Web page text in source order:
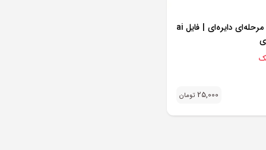
قالب اینفوگرافیک ۵ مرحله‌ای دایره‌ای | فایل ai
25,000 تومان